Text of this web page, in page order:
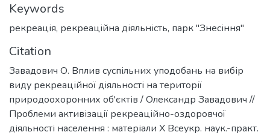
Keywords
рекреація, рекреаційна діяльність, парк "Знесіння"
Citation
Завадович О. Вплив суспільних уподобань на вибір
виду рекреаційної діяльності на території
природоохоронних об'єктів / Олександр Завадович //
Проблеми активізації рекреаційно-оздоровчої
діяльності населення : матеріали Х Всеукр. наук.-практ.